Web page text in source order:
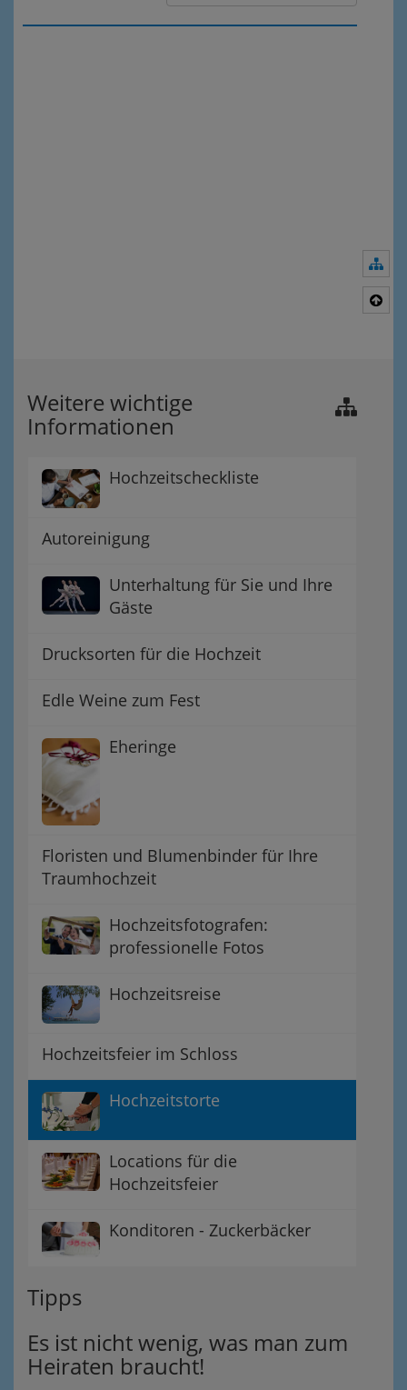
Weitere wichtige
Informationen
Hochzeitscheckliste
Autoreinigung
Unterhaltung für Sie und Ihre
Gäste
Drucksorten für die Hochzeit
Edle Weine zum Fest
Eheringe
Floristen und Blumenbinder für Ihre
Traumhochzeit
Hochzeitsfotografen:
professionelle Fotos
Hochzeitsreise
Hochzeitsfeier im Schloss
Hochzeitstorte
Locations für die
Hochzeitsfeier
Konditoren - Zuckerbäcker
Tipps
Es ist nicht wenig, was man zum
Heiraten braucht!